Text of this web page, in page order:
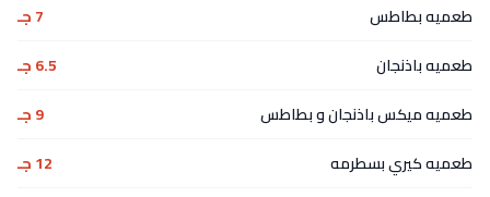
طعميه بطاطس
7 جـ
طعميه باذنجان
6.5 جـ
طعميه ميكس باذنجان و بطاطس
9 جـ
طعميه كيري بسطرمه
12 جـ